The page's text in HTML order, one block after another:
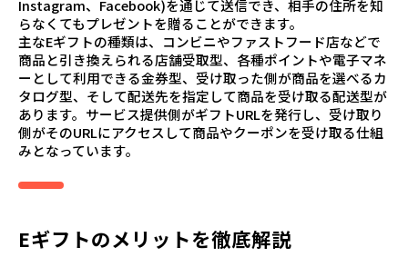
Instagram、Facebook)を通じて送信でき、相手の住所を知
らなくてもプレゼントを贈ることができます。
主なEギフトの種類は、コンビニやファストフード店などで
商品と引き換えられる店舗受取型、各種ポイントや電子マネ
ーとして利用できる金券型、受け取った側が商品を選べるカ
タログ型、そして配送先を指定して商品を受け取る配送型が
あります。サービス提供側がギフトURLを発行し、受け取り
側がそのURLにアクセスして商品やクーポンを受け取る仕組
みとなっています。
Eギフトのメリットを徹底解説